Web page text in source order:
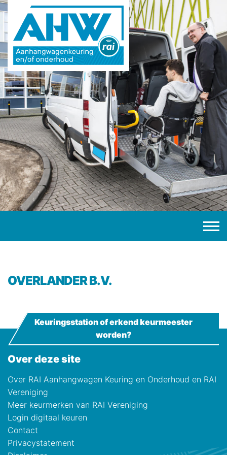
OVERLANDER B.V.
Over deze site
Over RAI Aanhangwagen Keuring en Onderhoud en RAI
Vereniging
Meer keurmerken van RAI Vereniging
Login digitaal keuren
Contact
Privacystatement
Keuringsstation of erkend keurmeester
worden?